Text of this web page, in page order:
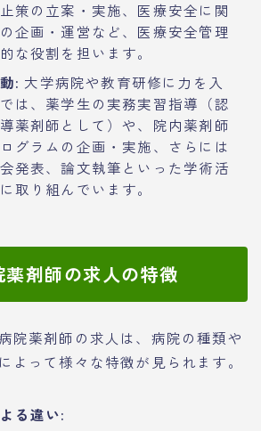
策の立案・実施、医療安全に関
企画・運営など、医療安全管理
な役割を担います。
: 大学病院や教育研修に力を入
は、薬学生の実務実習指導（認
薬剤師として）や、院内薬剤師
グラムの企画・実施、さらには
発表、論文執筆といった学術活
取り組んでいます。
剤師の求人の特徴
院薬剤師の求人は、病院の種類や
よって様々な特徴が見られます。
る違い: